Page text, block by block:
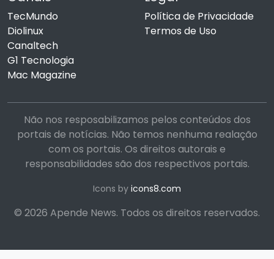
TecMundo
Diolinux
Canaltech
G1 Tecnologia
Mac Magazine
Política de Privacidade
Termos de Uso
Não nos resposabilizamos pelos conteúdos dos
portais de notícias. Não temos nenhuma realação
com os portais. Os direitos autorais e
responsabilidades são dos respectivos portais.
Icons by icons8.com
© 2026 Apende News. Todos os direitos reservados.